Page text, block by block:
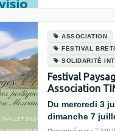
ASSOCIATION
FESTIVAL
SOLIDARITÉ
Festival
Association
Du mercredi 3
dimanche 7